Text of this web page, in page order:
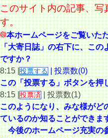
このサイト内の記事、
す。
本ホームページをご覧いた
「大寄日誌」の右下に、この
ですか？
8:15 |投票する | 投票数(0)
この「投票する」ボタンを押
8:15 |投票済 | 投票数(1)
このようになり、 みな様がど
ているのか知ることができま
今後のホームページ充実の